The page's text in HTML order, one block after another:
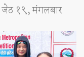
१९, मंगलबार